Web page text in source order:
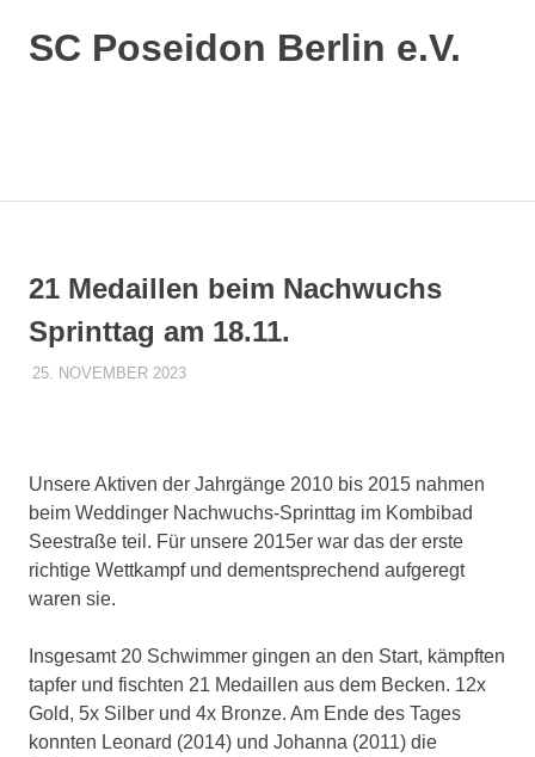
SC Poseidon Berlin e.V.
21 Medaillen beim Nachwuchs
Sprinttag am 18.11.
25. NOVEMBER 2023CAROLINE BIESENTHAL
AKTUELLES 1. MANNSCHAFT
Unsere Aktiven der Jahrgänge 2010 bis 2015 nahmen
beim Weddinger Nachwuchs-Sprinttag im Kombibad
Seestraße teil. Für unsere 2015er war das der erste
richtige Wettkampf und dementsprechend aufgeregt
waren sie.
Insgesamt 20 Schwimmer gingen an den Start, kämpften
tapfer und fischten 21 Medaillen aus dem Becken. 12x
Gold, 5x Silber und 4x Bronze. Am Ende des Tages
konnten Leonard (2014) und Johanna (2011) die